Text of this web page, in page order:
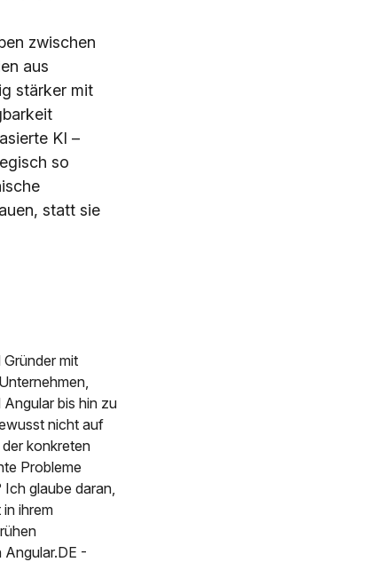
zwischen
aus
stärker mit
KI –
so
statt sie
mit
bis hin zu
nicht auf
konkreten
Probleme
glaube daran,
ihrem
-